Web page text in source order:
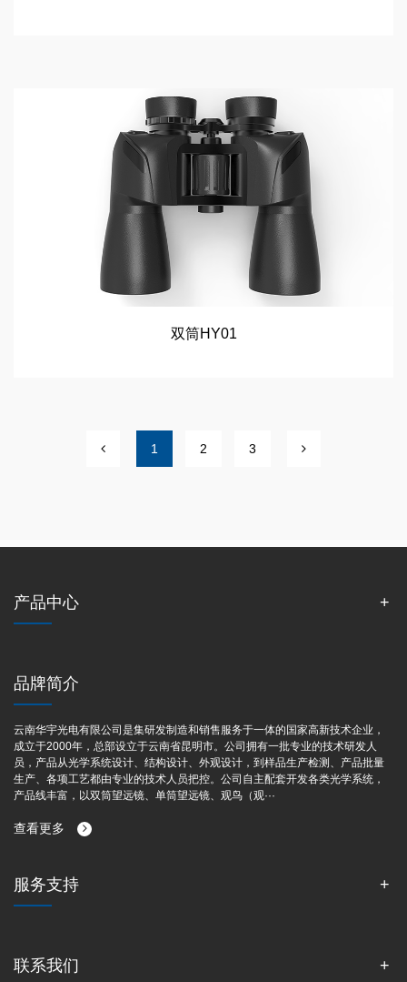
双筒HY01
1 2 3
产品中心
品牌简介
云南华宇光电有限公司是集研发制造和销售服务于一体的国家高新技术企业，
成立于2000年，总部设立于云南省昆明市。公司拥有一批专业的技术研发人
员，产品从光学系统设计、结构设计、外观设计，到样品生产检测、产品批量
生产、各项工艺都由专业的技术人员把控。公司自主配套开发各类光学系统，
产品线丰富，以双筒望远镜、单筒望远镜、观鸟（观···
查看更多
服务支持
联系我们